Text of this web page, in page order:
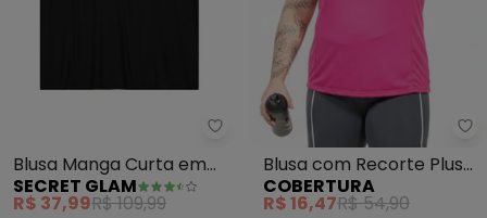
Secret Glam - Blusa Manga
Blusa Manga Curta em
Viscotorcion (Preto)
SECRET GLAM
R$ 37,99R$ 109,99
Blusa com Recorte Plus
Size (Rosa)
COBERTURA
R$ 16,47R$ 54,90